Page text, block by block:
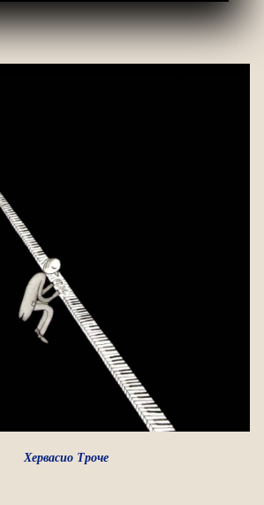
Хервасио Троче